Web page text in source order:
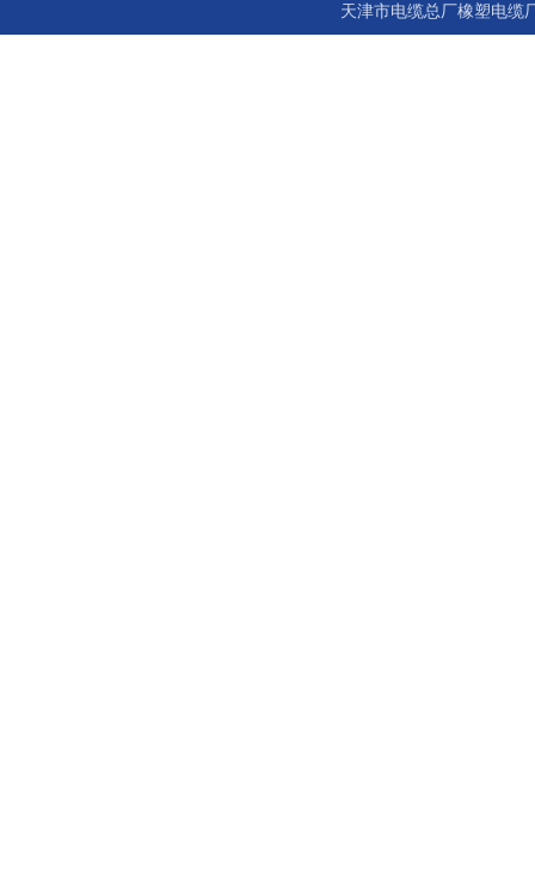
天津市电缆总厂橡塑电